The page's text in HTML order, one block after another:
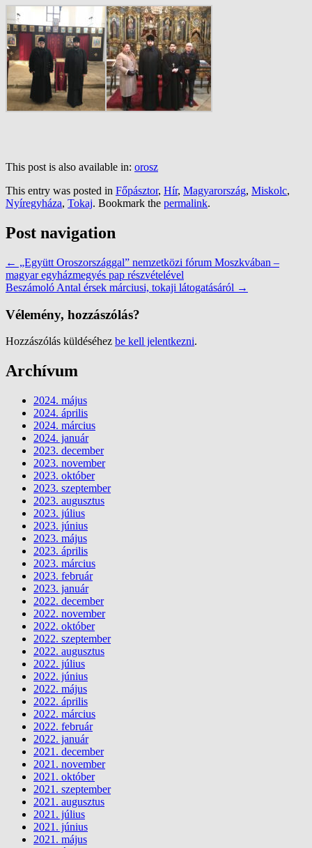
This post is also available in: orosz
This entry was posted in Főpásztor, Hír, Magyarország, Miskolc,
Nyíregyháza, Tokaj. Bookmark the permalink.
Post navigation
← „Együtt Oroszországgal” nemzetközi fórum Moszkvában –
magyar egyházmegyés pap részvételével
Beszámoló Antal érsek márciusi, tokaji látogatásáról →
Vélemény, hozzászólás?
Hozzászólás küldéséhez be kell jelentkezni.
Archívum
2024. május
2024. április
2024. március
2024. január
2023. december
2023. november
2023. október
2023. szeptember
2023. augusztus
2023. július
2023. június
2023. május
2023. április
2023. március
2023. február
2023. január
2022. december
2022. november
2022. október
2022. szeptember
2022. augusztus
2022. július
2022. június
2022. május
2022. április
2022. március
2022. február
2022. január
2021. december
2021. november
2021. október
2021. szeptember
2021. augusztus
2021. július
2021. június
2021. május